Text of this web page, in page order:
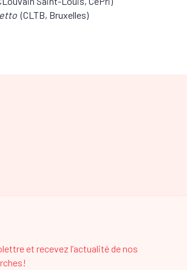
(CLTB, Bruxelles)
et recevez l’actualité de nos